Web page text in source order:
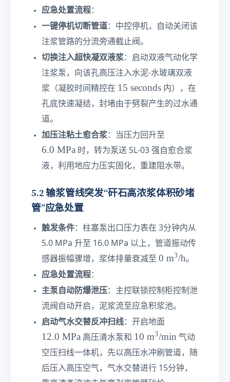
m
}
3\
te
{/
h
应急处置流程：
一键停机切断管道：中控停机，自动关闭该
注浆管路的分流旁通截止阀。
切换注入超快凝双液浆：启动双液气动化学
注浆泵，向该孔高压注入水泥-水玻璃双液
浆（凝胶时间精控在 1
5
\t
x
t
s
c
d
s
}
15 seconds 内），在
孔底快速凝结，封堵由于劈裂产生的过水通
道。
加压注粘土愈合浆：当压力回升至
0\
te
xt
M
6.0 MPa 时，转为泵送 SL-03 强自愈合浆
液，利用地应力压实固化，重建阻水带。
5.2 输浆管线突发“矸石高浓浆体积砂堵
管”应急处置
触发条件：柱塞泵出口压力表在 3分钟内从
5.0 MPa 升至 16.0 MPa 以上，管道振动传
感器振幅骤增，浆体排量衰减至 0\
{
m
}
^
3\
te
xt
0 m3/h。
应急处置流程：
主泵自动防爆泄压：主控联锁控制柜控制泄
流阀自动开启，泥浆流至应急积浆池。
启动气水交替反冲扫线：开启地面
2.
te
xt
12.0 MPa 高压清水泵和 1
0\
xt
10 m3/min 气动
空压扫线一体机，先以高压水冲刷管道，随
后压入高压空气，气水交替进行 15分钟，